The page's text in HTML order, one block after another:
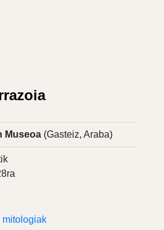
Museoa (Gasteiz, Araba)